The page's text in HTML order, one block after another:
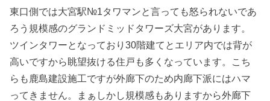
東口側では大宮駅№1タワマンと言っても怒られないであ
ろう規模感のグランドミッドタワーズ大宮があります。
ツインタワーとなっており30階建てとエリア内では背が
高いですから眺望抜ける住戸も多くなっています。こち
らも鹿島建設施工ですが外廊下のため内廊下派にはハマ
ってきません。まぁしかし規模感もありますから外廊下